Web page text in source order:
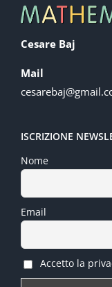
Cesare Baj
Mail
ISCRIZIONE
Nome
Email
Accetto la